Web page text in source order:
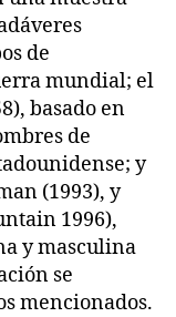
de
mundial; el
basado en
de
y
(1993), y
1996),
y masculina
se
mencionados.